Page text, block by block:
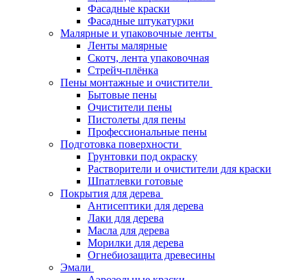
Фасадные краски
Фасадные штукатурки
Малярные и упаковочные ленты
Ленты малярные
Скотч, лента упаковочная
Стрейч-плёнка
Пены монтажные и очистители
Бытовые пены
Очистители пены
Пистолеты для пены
Профессиональные пены
Подготовка поверхности
Грунтовки под окраску
Растворители и очистители для краски
Шпатлевки готовые
Покрытия для дерева
Антисептики для дерева
Лаки для дерева
Масла для дерева
Морилки для дерева
Огнебиозащита древесины
Эмали